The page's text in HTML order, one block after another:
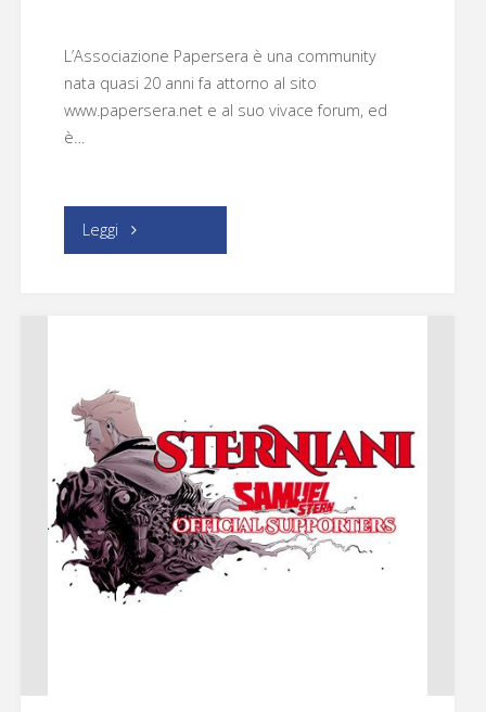
L’Associazione Papersera è una community
nata quasi 20 anni fa attorno al sito
www.papersera.net e al suo vivace forum, ed
è…
Leggi "Papersera"